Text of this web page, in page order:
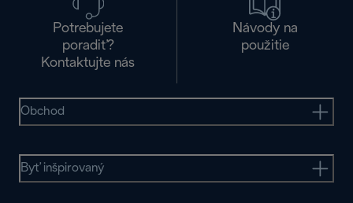
Potrebujete
poradiť?
Kontaktujte nás
Návody na
použitie
Obchod
Byť inšpirovaný